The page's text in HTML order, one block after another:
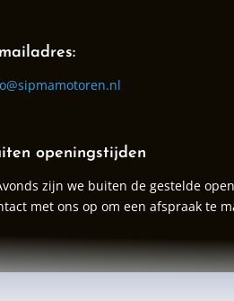
openingstijden
zijn we buiten de gestelde
met ons opom een afspraak te